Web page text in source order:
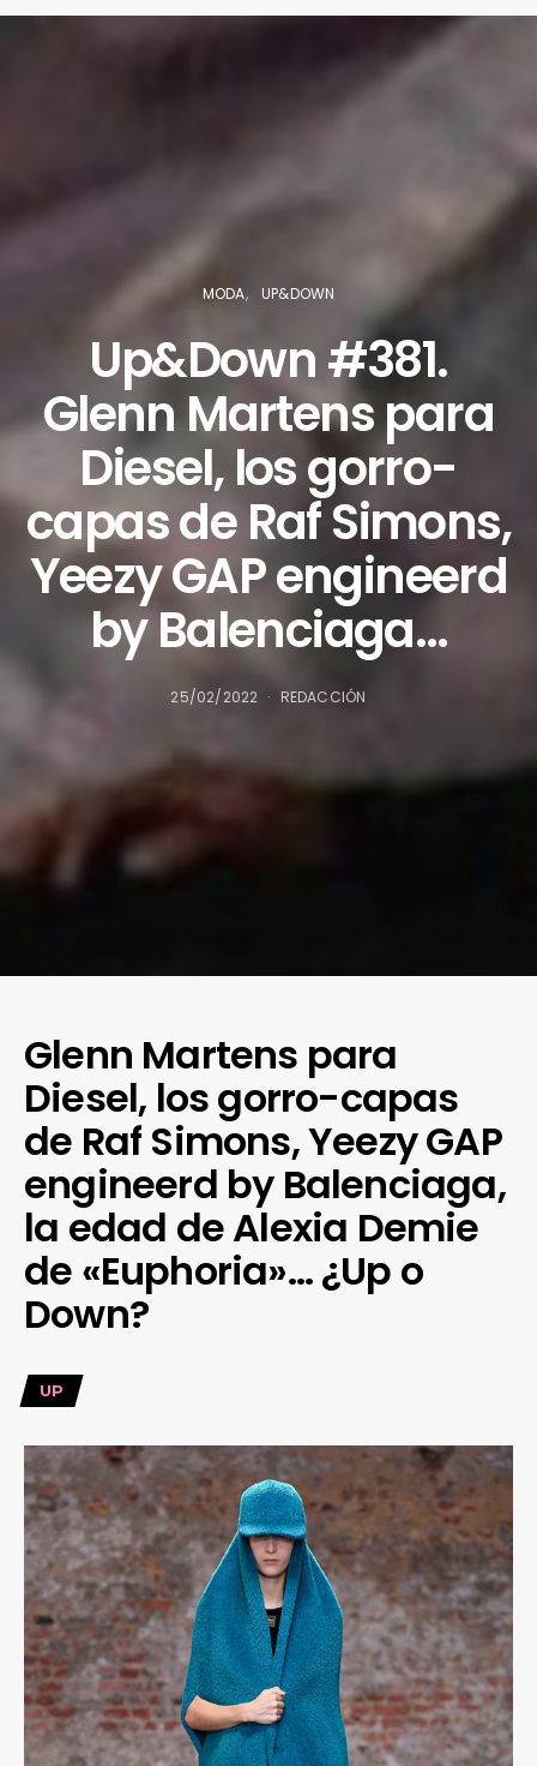
MODA UP&DOWN
Up&Down #381.
Glenn Martens para
Diesel, los gorro-
capas de Raf Simons,
Yeezy GAP engineerd
by Balenciaga…
25/02/2022 REDACCIÓN
Glenn Martens para
Diesel, los gorro-capas
de Raf Simons, Yeezy GAP
engineerd by Balenciaga,
la edad de Alexia Demie
de «Euphoria»… ¿Up o
Down?
UP